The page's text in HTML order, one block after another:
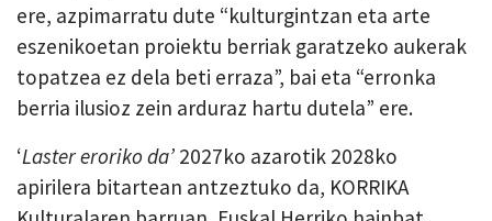
ere, azpimarratu dute “kulturgintzan eta arte
eszenikoetan proiektu berriak garatzeko aukerak
topatzea ez dela beti erraza”, bai eta “erronka
berria ilusioz zein arduraz hartu dutela” ere.
‘Laster eroriko da’ 2027ko azarotik 2028ko
apirilera bitartean antzeztuko da, KORRIKA